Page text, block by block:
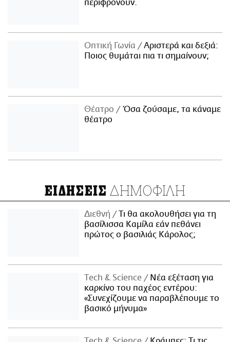
περιφρονούν.
Οπτική Γωνία
Αριστερά και δεξιά:
Ποιος θυμάται πια τι σημαίνουν;
Θέατρο
Όσα ζούσαμε, τα κάναμε
θέατρο
ΕΙΔΗΣΕΙΣ ΔΗΜΟΦΙΛΗ
Διεθνή
Τι θα ακολουθήσει για τη
βασίλισσα Καμίλα εάν πεθάνει
πρώτος ο βασιλιάς Κάρολος;
Τech & Science
Νέα εξέταση για
καρκίνο του παχέος εντέρου:
«Συνεχίζουμε να παραβλέπουμε το
βασικό μήνυμα»